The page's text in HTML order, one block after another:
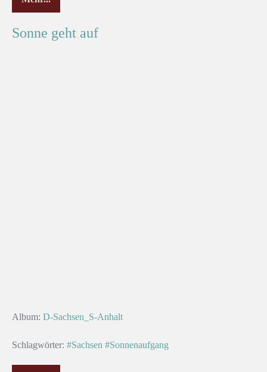
Sonne geht auf
Album: D-Sachsen_S-Anhalt
Schlagwörter: #Sachsen #Sonnenaufgang